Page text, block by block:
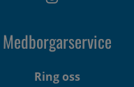
Medborgarservice
Ring oss